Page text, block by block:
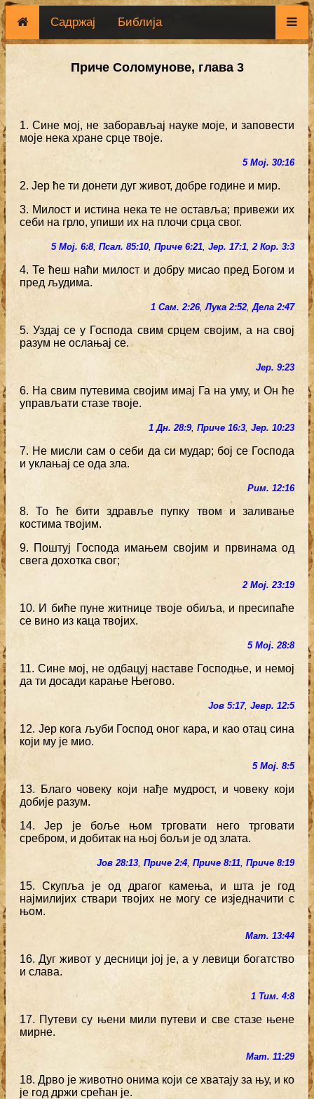
Садржај Библија
Приче Соломунове, глава 3
1. Сине мој, не заборављај науке моје, и заповести
моје нека хране срце твоје.
5 Мој. 30:16
2. Јер ће ти донети дуг живот, добре године и мир.
3. Милост и истина нека те не оставља; привежи их
себи на грло, упиши их на плочи срца свог.
5 Мој. 6:8, Псал. 85:10, Приче 6:21, Јер. 17:1,2 Кор. 3:3
4. Те ћеш наћи милост и добру мисао пред Богом и
пред људима.
1 Сам. 2:26,Лука 2:52,Дела 2:47
5. Уздај се у Господа свим срцем својим, а на свој
разум не ослањај се.
Јер. 9:23
6. На свим путевима својим имај Га на уму, и Он ће
управљати стазе твоје.
1 Дн. 28:9, Приче 16:3, Јер. 10:23
7. Не мисли сам о себи да си мудар; бој се Господа
и уклањај се ода зла.
Рим. 12:16
8. То ће бити здравље пупку твом и заливање
костима твојим.
9. Поштуј Господа имањем својим и првинама од
свега дохотка свог;
2 Мој. 23:19
10. И биће пуне житнице твоје обиља, и пресипаће
се вино из каца твојих.
5 Мој. 28:8
11. Сине мој, не одбацуј наставе Господње, и немој
да ти досади карање Његово.
Јов 5:17, Јевр. 12:5
12. Јер кога љуби Господ оног кара, и као отац сина
који му је мио.
5 Мој. 8:5
13. Благо човеку који нађе мудрост, и човеку који
добије разум.
14. Јер је боље њом трговати него трговати
сребром, и добитак на њој бољи је од злата.
Јов 28:13, Приче 2:4, Приче 8:11, Приче 8:19
15. Скупља је од драгог камења, и шта је год
најмилијих ствари твојих не могу се изједначити с
њом.
Мат. 13:44
16. Дуг живот у десници јој је, а у левици богатство
и слава.
1 Тим. 4:8
17. Путеви су њени мили путеви и све стазе њене
мирне.
Мат. 11:29
18. Дрво је животно онима који се хватају за њу, и ко
је год држи срећан је.